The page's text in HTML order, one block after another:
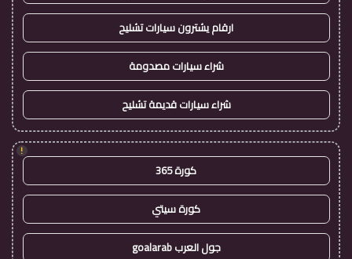
ارقام يشترون سيارات تشليح
شراء سيارات مصدومة
شراء سيارات قديمة تشليح
!
كورة 365
كورة سيتي
جول العرب goalarab